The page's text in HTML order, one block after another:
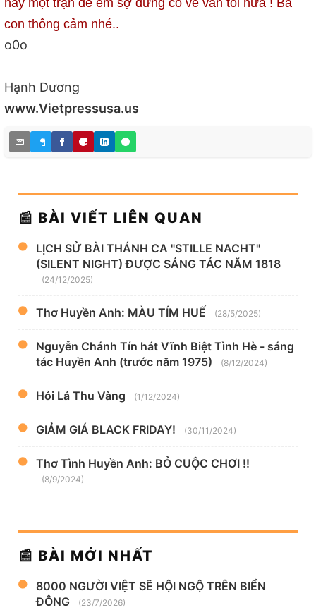
nầy một trận để em sợ đừng có ve vản tôi nữa ! Bà
con thông cảm nhé..
o0o
Hạnh Dương
www.Vietpressusa.us
📰 BÀI VIẾT LIÊN QUAN
LỊCH SỬ BÀI THÁNH CA "STILLE NACHT"
(SILENT NIGHT) ĐƯỢC SÁNG TÁC NĂM 1818
(24/12/2025)
Thơ Huyền Anh: MÀU TÍM HUẾ (28/5/2025)
Nguyễn Chánh Tín hát Vĩnh Biệt Tình Hè - sáng
tác Huyền Anh (trước năm 1975)
(8/12/2024)
Hỏi Lá Thu Vàng (1/12/2024)
GIẢM GIÁ BLACK FRIDAY! (30/11/2024)
Thơ Tình Huyền Anh: BỎ CUỘC CHƠI !!
(8/9/2024)
📰 BÀI MỚI NHẤT
8000 NGƯỜI VIỆT SẼ HỘI NGỘ TRÊN BIỂN
ĐÔNG
(23/7/2026)